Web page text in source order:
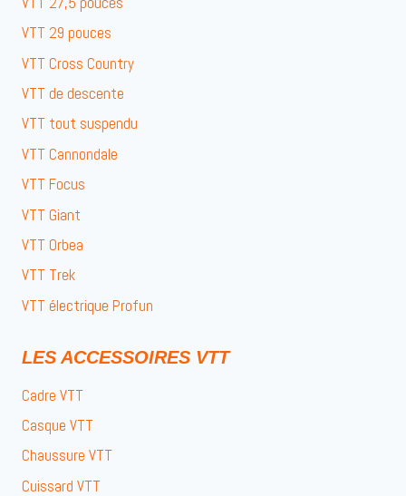
VTT 29 pouces
VTT Cross Country
VTT de descente
VTT tout suspendu
VTT Cannondale
VTT Focus
VTT Giant
VTT Orbea
VTT Trek
VTT électrique Profun
LES ACCESSOIRES VTT
Cadre VTT
Casque VTT
Chaussure VTT
Cuissard VTT